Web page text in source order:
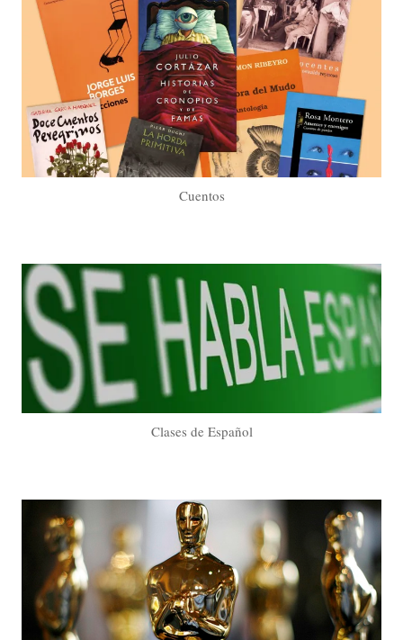
Cuentos
Clases de Español